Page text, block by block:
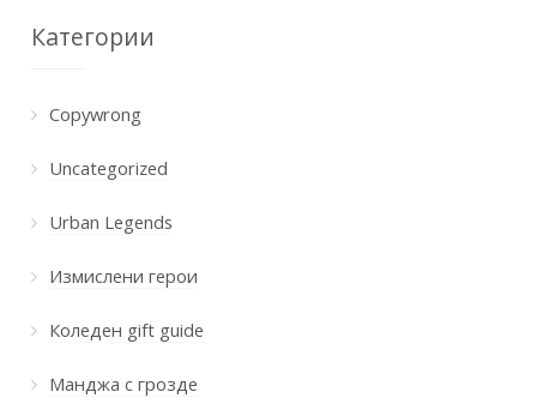
Категории
Copywrong
Uncategorized
Urban Legends
Измислени герои
Коледен gift guide
Манджа с грозде